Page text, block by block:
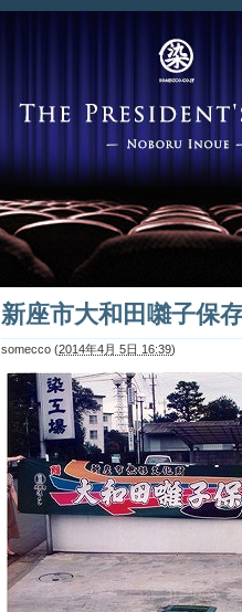
新座市大和田囃子保
somecco (2014年4月 5日 16:39)